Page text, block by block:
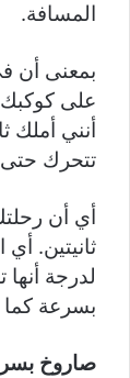
المسافة.
بمعنى أن
على
أنني أملك
تتحرك
أي أن
ثانيتين.
لدرجة أنها
بسرعة
صاروخ